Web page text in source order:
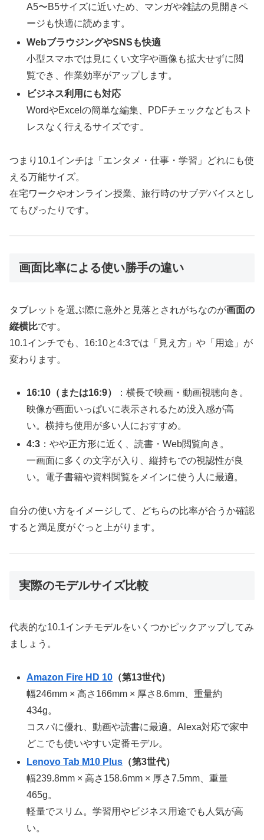
A5〜B5サイズに近いため、マンガや雑誌の見開きペ
ージも快適に読めます。
WebブラウジングやSNSも快適
小型スマホでは見にくい文字や画像も拡大せずに閲
覧でき、作業効率がアップします。
ビジネス利用にも対応
WordやExcelの簡単な編集、PDFチェックなどもスト
レスなく行えるサイズです。
つまり10.1インチは「エンタメ・仕事・学習」どれにも使
える万能サイズ。
在宅ワークやオンライン授業、旅行時のサブデバイスとし
てもぴったりです。
画面比率による使い勝手の違い
タブレットを選ぶ際に意外と見落とされがちなのが画面の
縦横比です。
10.1インチでも、16:10と4:3では「見え方」や「用途」が
変わります。
16:10（または16:9）
：横長で映画・動画視聴向き。
映像が画面いっぱいに表示されるため没入感が高
い。横持ち使用が多い人におすすめ。
4:3 ：やや正方形に近く、読書・Web閲覧向き。
一画面に多くの文字が入り、縦持ちでの視認性が良
い。電子書籍や資料閲覧をメインに使う人に最適。
自分の使い方をイメージして、どちらの比率が合うか確認
すると満足度がぐっと上がります。
実際のモデルサイズ比較
代表的な10.1インチモデルをいくつかピックアップしてみ
ましょう。
Amazon Fire HD 10 （第13世代）
幅246mm × 高さ166mm × 厚さ8.6mm、重量約
434g。
コスパに優れ、動画や読書に最適。Alexa対応で家中
どこでも使いやすい定番モデル。
Lenovo Tab M10 Plus （第3世代）
幅239.8mm × 高さ158.6mm × 厚さ7.5mm、重量
465g。
軽量でスリム。学習用やビジネス用途でも人気が高
い。